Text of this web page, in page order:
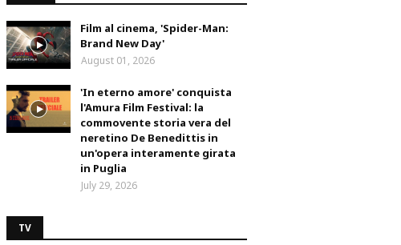
Film al cinema, 'Spider-Man:
Brand New Day'
August 01, 2026
'In eterno amore' conquista
l'Amura Film Festival: la
commovente storia vera del
neretino De Benedittis in
un'opera interamente girata
in Puglia
July 29, 2026
TV